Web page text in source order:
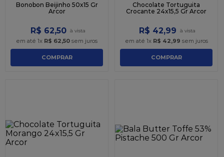
Bonobon Beijinho 50x15 Gr
Arcor
R$ 62,50
em até 1x R$ 62,50 sem juros
COMPRAR
Chocolate Tortuguita
Crocante 24x15,5 Gr Arcor
R$ 42,99
em até 1x R$ 42,99 sem juros
COMPRAR